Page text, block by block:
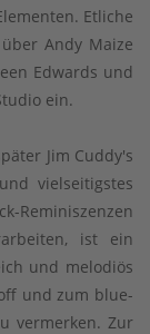
Etliche
Andy Maize
Edwards und
ein.
Jim Cuddy's
vielseitigstes
Reminiszenzen
ist ein
und melodiös
und zum blue-
vermerken. Zur